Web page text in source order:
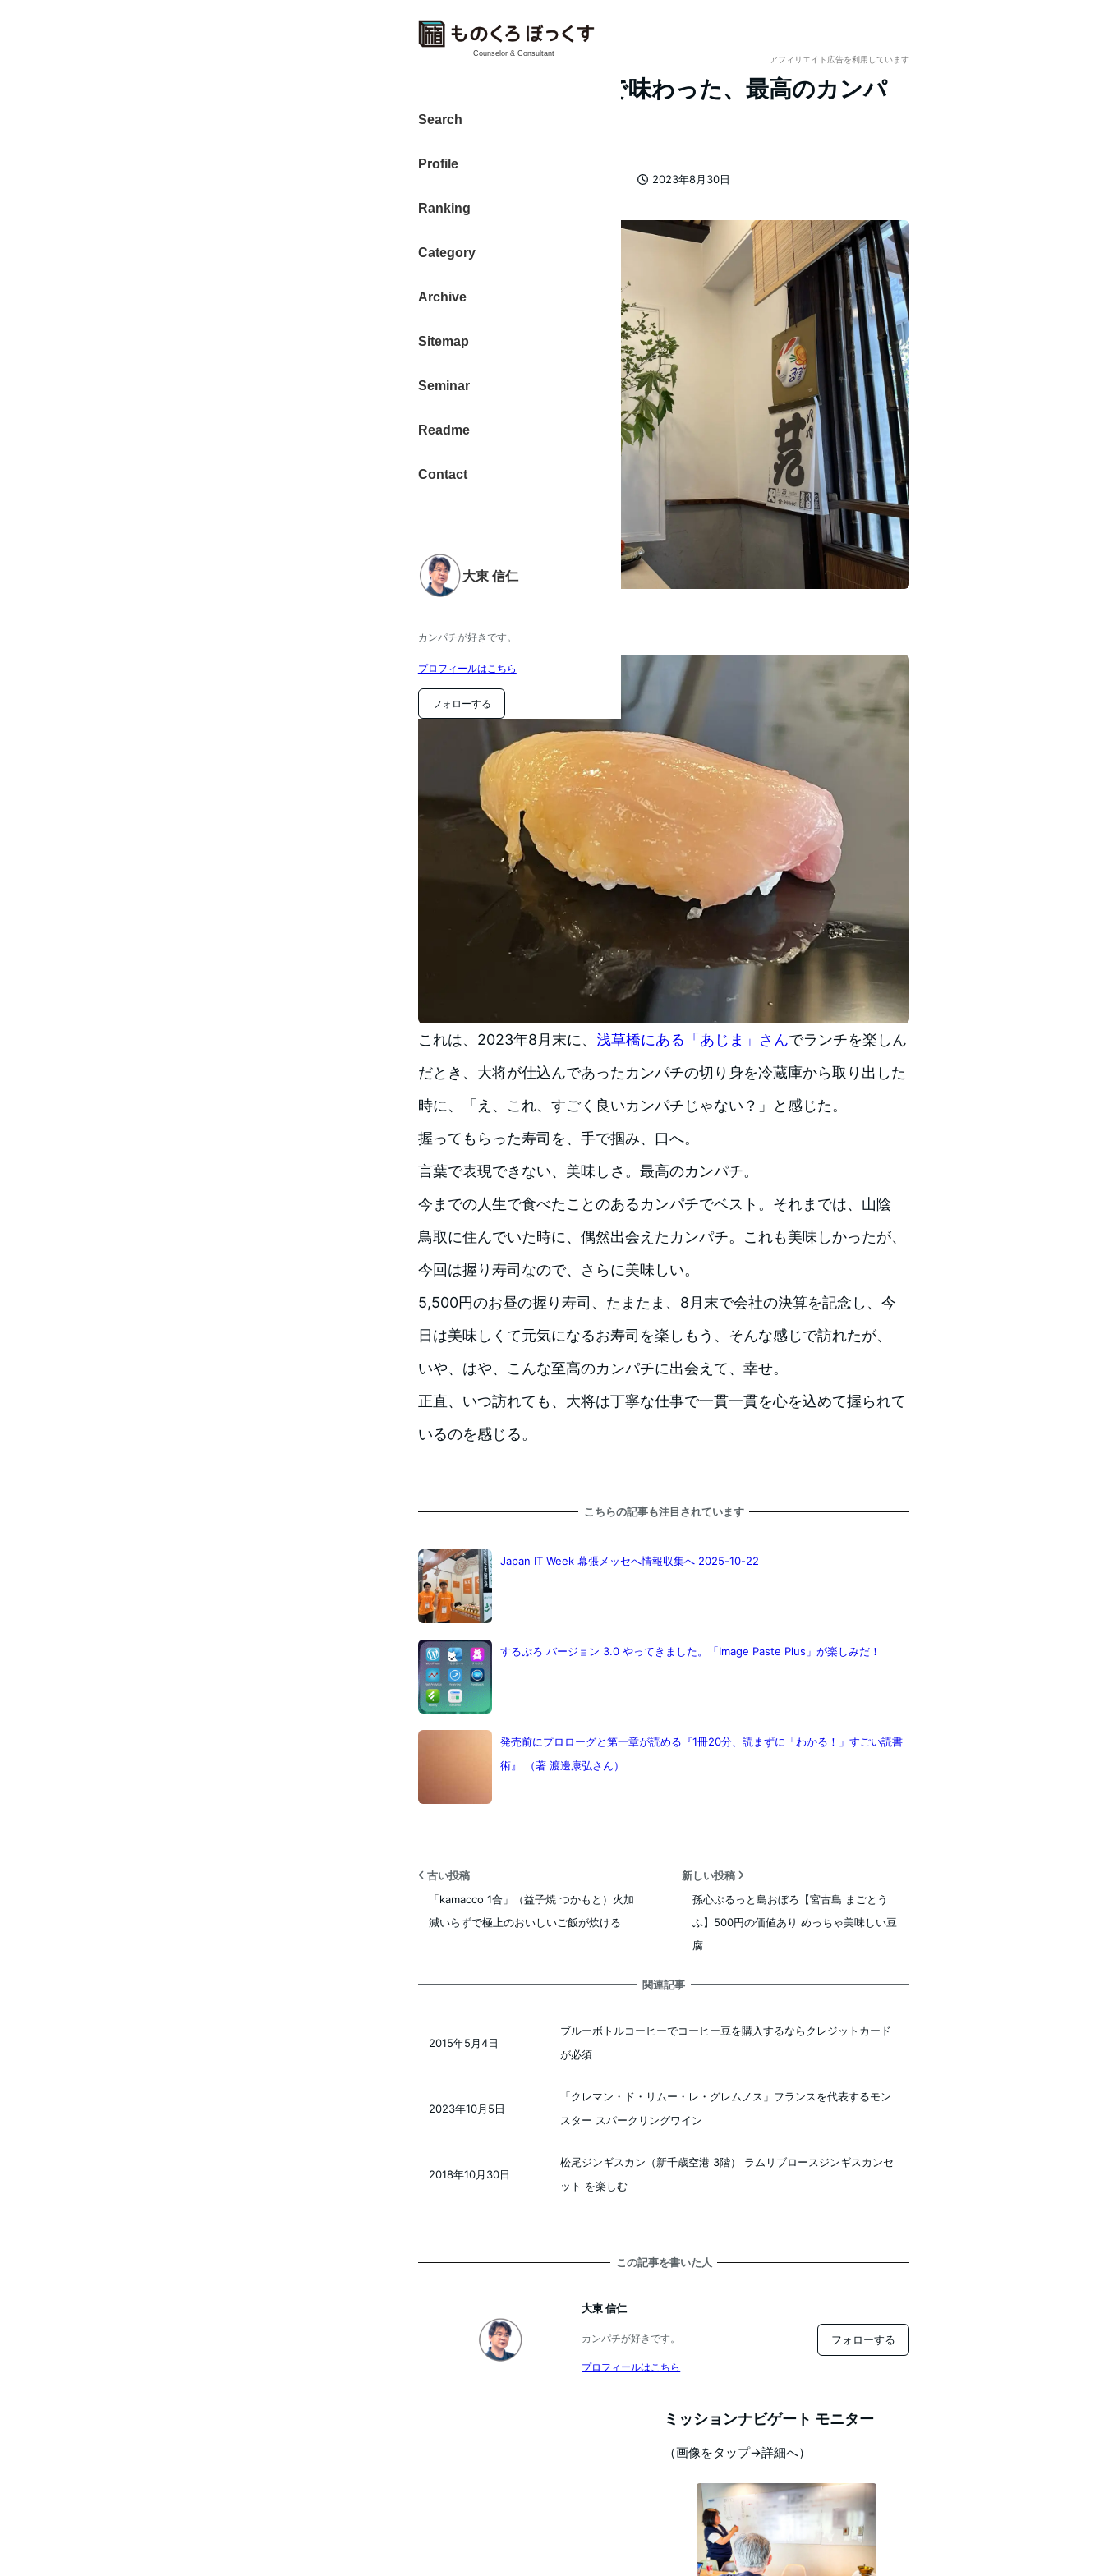
Counselor & Consultant
Search
Profile
Ranking
Category
Archive
Sitemap
Seminar
Readme
Contact
大東 信仁
カンパチが好きです。
プロフィールはこちら
フォローする
アフィリエイト広告を利用しています
浅草橋「あじま」で味わった、最高のカンパ
チの握り寿司
2023年8月30日
者
カンパチの握り寿司。
これは、2023年8月末に、 浅草橋にある「あじま」さんでランチを楽しん
だとき、大将が仕込んであったカンパチの切り身を冷蔵庫から取り出した
時に、「え、これ、すごく良いカンパチじゃない？」と感じた。
握ってもらった寿司を、手で掴み、口へ。
言葉で表現できない、美味しさ。最高のカンパチ。
今までの人生で食べたことのあるカンパチでベスト。それまでは、山陰
鳥取に住んでいた時に、偶然出会えたカンパチ。これも美味しかったが、
今回は握り寿司なので、さらに美味しい。
5,500円のお昼の握り寿司、たまたま、8月末で会社の決算を記念し、今
日は美味しくて元気になるお寿司を楽しもう、そんな感じで訪れたが、
いや、はや、こんな至高のカンパチに出会えて、幸せ。
正直、いつ訪れても、大将は丁寧な仕事で一貫一貫を心を込めて握られて
いるのを感じる。
こちらの記事も注目されています
Japan IT Week 幕張メッセへ情報収集へ 2025-10-22
するぷろ バージョン 3.0 やってきました。「Image Paste Plus」が楽しみだ！
発売前にプロローグと第一章が読める『1冊20分、読まずに「わかる！」すごい読書
術』 （著 渡邊康弘さん）
古い投稿
「kamacco 1合」（益子焼 つかもと）火加
減いらずで極上のおいしいご飯が炊ける
新しい投稿
孫心ぷるっと島おぼろ【宮古島 まごとう
ふ】500円の価値あり めっちゃ美味しい豆
腐
関連記事
ブルーボトルコーヒーでコーヒー豆を購入するならクレジットカード
が必須
2015年5月4日
「クレマン・ド・リムー・レ・グレムノス」フランスを代表するモン
スター スパークリングワイン
2023年10月5日
松尾ジンギスカン（新千歳空港 3階） ラムリブロースジンギスカンセ
ット を楽しむ
2018年10月30日
この記事を書いた人
大東 信仁
カンパチが好きです。
プロフィールはこちら
フォローする
ミッションナビゲート モニター
（画像をタップ→詳細へ）